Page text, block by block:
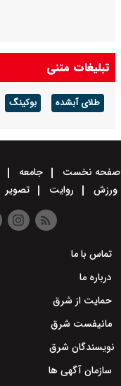
تبلیغات متنی
طلای آبشده بوکینگ
صفحه نخست جامعه
ورزش
روایت تصویر
تماس با ما
درباره ما
حمایت از شرق
مانیفست شرق
نویسندگان شرق
سازمان آگهی ها